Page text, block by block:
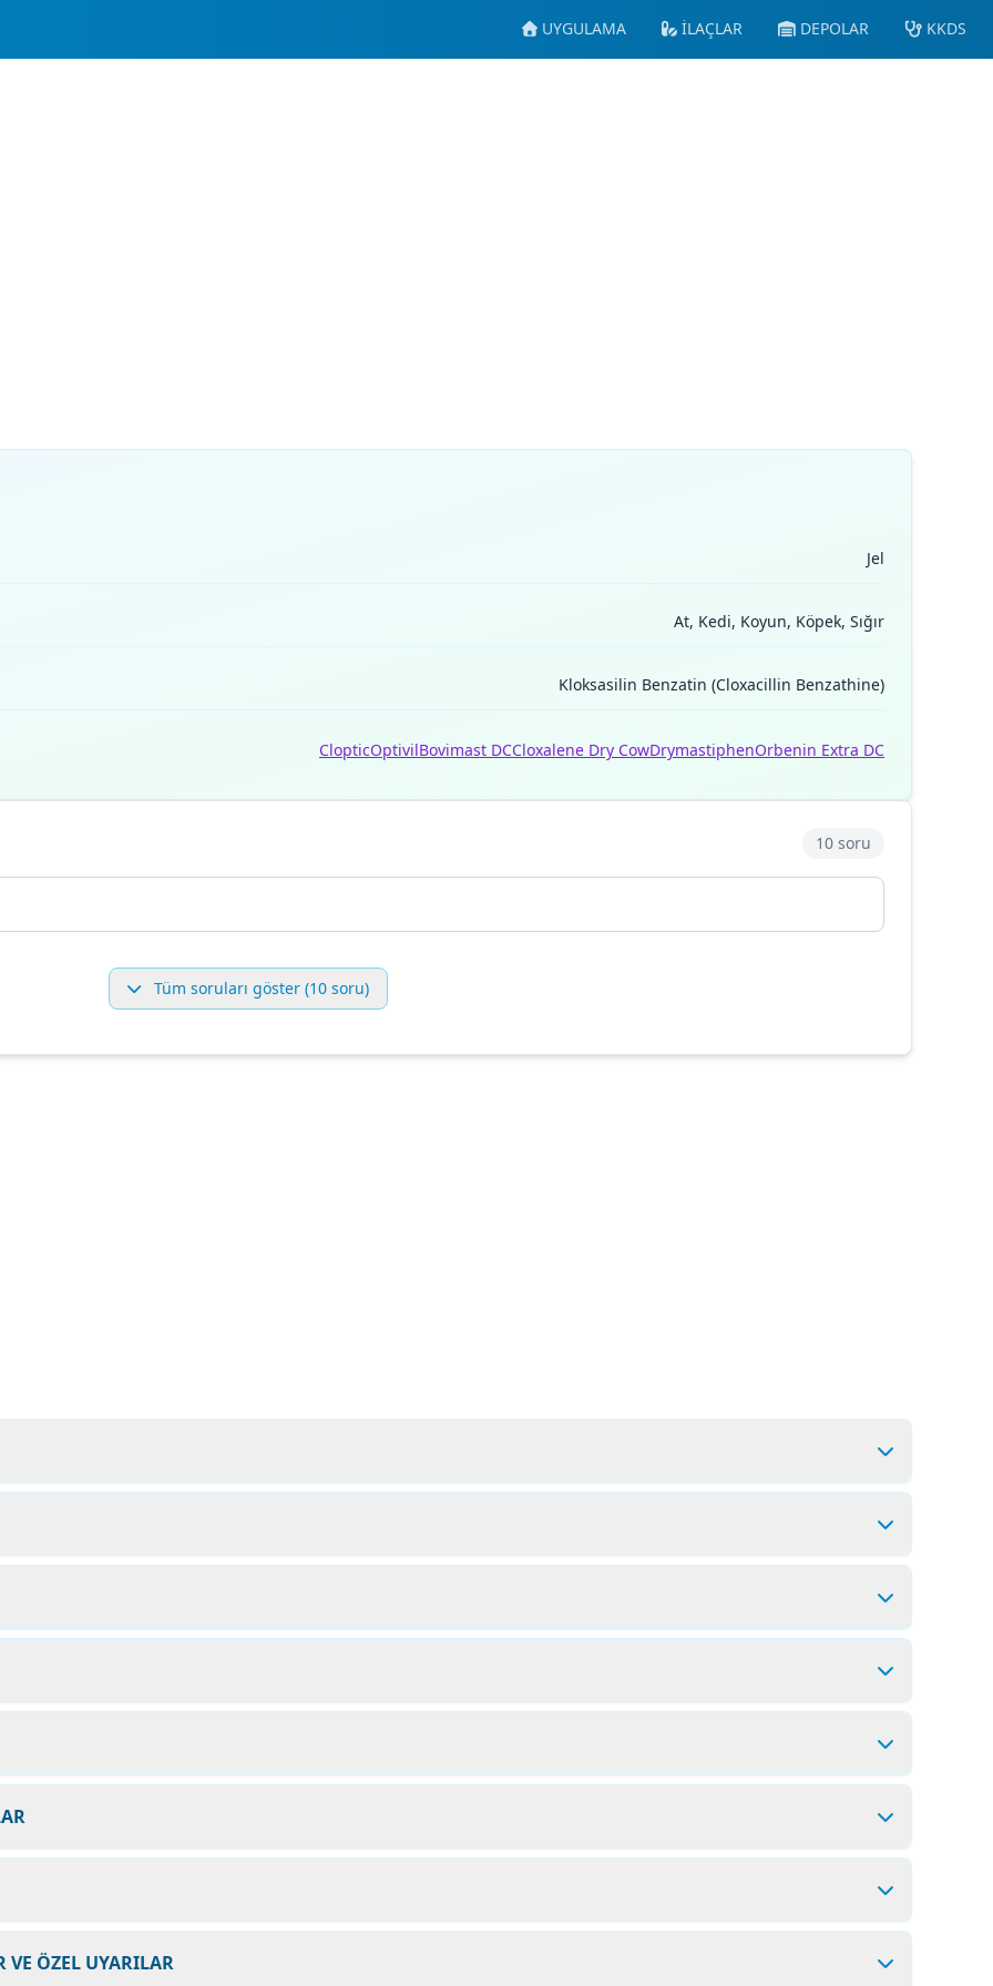
UYGULAMA İLAÇLAR DEPOLAR KKDS
Jel
At, Kedi, Koyun, Köpek, Sığır
Kloksasilin Benzatin (Cloxacillin Benzathine)
ClopticOptivilBovimast DCCloxalene Dry CowDrymastiphenOrbenin Extra DC
10 soru
Tüm soruları göster (10 soru)
ÖZEL UYARILAR